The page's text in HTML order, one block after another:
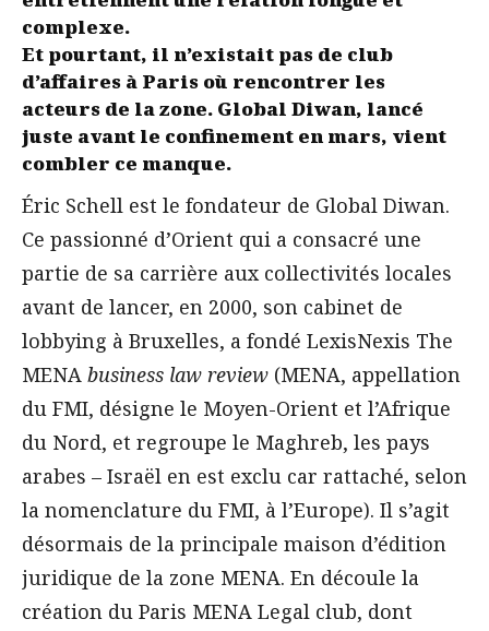
complexe.
Et pourtant, il n’existait pas de club
d’affaires à Paris où rencontrer les
acteurs de la zone. Global Diwan, lancé
juste avant le confinement en mars, vient
combler ce manque.
Éric Schell est le fondateur de Global Diwan.
Ce passionné d’Orient qui a consacré une
partie de sa carrière aux collectivités locales
avant de lancer, en 2000, son cabinet de
lobbying à Bruxelles, a fondé LexisNexis The
MENA business law review (MENA, appellation
du FMI, désigne le Moyen-Orient et l’Afrique
du Nord, et regroupe le Maghreb, les pays
arabes – Israël en est exclu car rattaché, selon
la nomenclature du FMI, à l’Europe). Il s’agit
désormais de la principale maison d’édition
juridique de la zone MENA. En découle la
création du Paris MENA Legal club, dont